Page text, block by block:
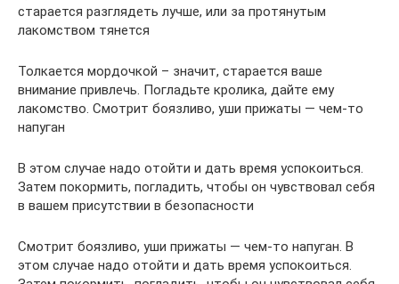
старается разглядеть лучше, или за протянутым
лакомством тянется
Толкается мордочкой – значит, старается ваше
внимание привлечь. Погладьте кролика, дайте ему
лакомство. Смотрит боязливо, уши прижаты — чем-то
напуган
В этом случае надо отойти и дать время успокоиться.
Затем покормить, погладить, чтобы он чувствовал себя
в вашем присутствии в безопасности
Смотрит боязливо, уши прижаты — чем-то напуган. В
этом случае надо отойти и дать время успокоиться.